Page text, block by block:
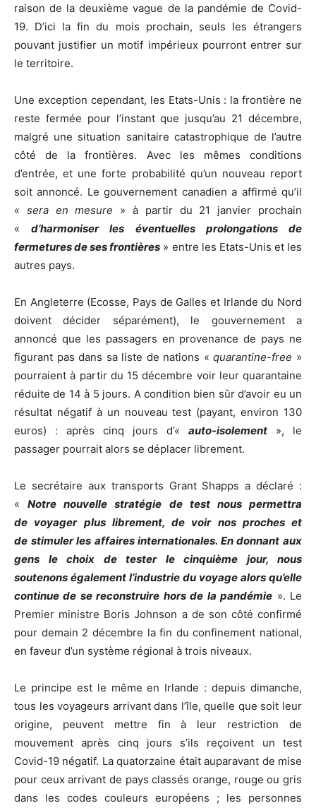
raison de la deuxième vague de la pandémie de Covid-
19. D’ici la fin du mois prochain, seuls les étrangers
pouvant justifier un motif impérieux pourront entrer sur
le territoire.
Une exception cependant, les Etats-Unis : la frontière ne
reste fermée pour l’instant que jusqu’au 21 décembre,
malgré une situation sanitaire catastrophique de l’autre
côté de la frontières. Avec les mêmes conditions
d’entrée, et une forte probabilité qu’un nouveau report
soit annoncé. Le gouvernement canadien a affirmé qu’il
« sera en mesure » à partir du 21 janvier prochain
«d’harmoniser les éventuelles prolongations de
fermetures de ses frontières » entre les Etats-Unis et les
autres pays.
En Angleterre (Ecosse, Pays de Galles et Irlande du Nord
doivent décider séparément), le gouvernement a
annoncé que les passagers en provenance de pays ne
figurant pas dans sa liste de nations «quarantine-free »
pourraient à partir du 15 décembre voir leur quarantaine
réduite de 14 à 5 jours. A condition bien sûr d’avoir eu un
résultat négatif à un nouveau test (payant, environ 130
euros) : après cinq jours d’« auto-isolement », le
passager pourrait alors se déplacer librement.
Le secrétaire aux transports Grant Shapps a déclaré :
«Notre nouvelle stratégie de test nous permettra
de voyager plus librement, de voir nos proches et
de stimuler les affaires internationales. En donnant aux
gens le choix de tester le cinquième jour, nous
soutenons également l’industrie du voyage alors qu’elle
continue de se reconstruire hors de la pandémie ». Le
Premier ministre Boris Johnson a de son côté confirmé
pour demain 2 décembre la fin du confinement national,
en faveur d’un système régional à trois niveaux.
Le principe est le même en Irlande : depuis dimanche,
tous les voyageurs arrivant dans l’île, quelle que soit leur
origine, peuvent mettre fin à leur restriction de
mouvement après cinq jours s’ils reçoivent un test
Covid-19 négatif. La quatorzaine était auparavant de mise
pour ceux arrivant de pays classés orange, rouge ou gris
dans les codes couleurs européens ; les personnes